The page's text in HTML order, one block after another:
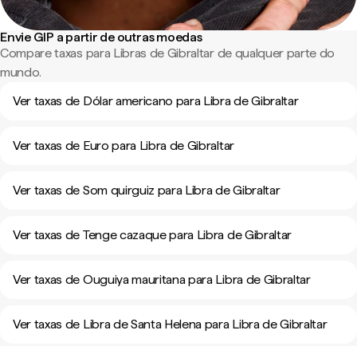
Envie GIP a partir de outras moedas
Compare taxas para Libras de Gibraltar de qualquer parte do
mundo.
Ver taxas de Dólar americano para Libra de Gibraltar
Ver taxas de Euro para Libra de Gibraltar
Ver taxas de Som quirguiz para Libra de Gibraltar
Ver taxas de Tenge cazaque para Libra de Gibraltar
Ver taxas de Ouguiya mauritana para Libra de Gibraltar
Ver taxas de Libra de Santa Helena para Libra de Gibraltar